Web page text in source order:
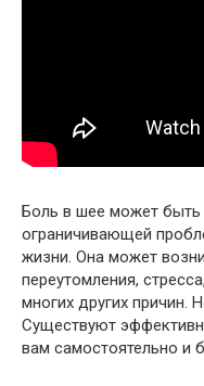
Боль в шее может быть
ограничивающей
жизни. Она может
переутомления,
многих других причин.
Существуют
вам самостоятельно и